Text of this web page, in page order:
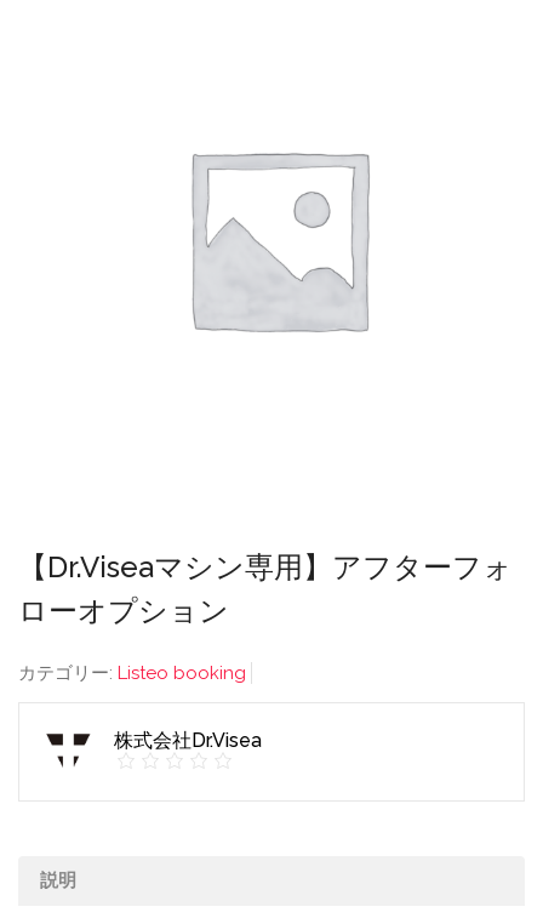
【Dr.Viseaマシン専用】アフターフォ
ローオプション
カテゴリー: Listeo booking
株式会社Dr.Visea
説明